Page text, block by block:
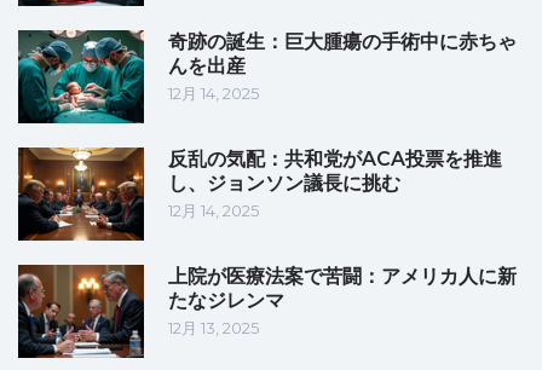
奇跡の誕生：巨大腫瘍の手術中に赤ちゃ
んを出産
12月 14, 2025
反乱の気配：共和党がACA投票を推進
し、ジョンソン議長に挑む
12月 14, 2025
上院が医療法案で苦闘：アメリカ人に新
たなジレンマ
12月 13, 2025